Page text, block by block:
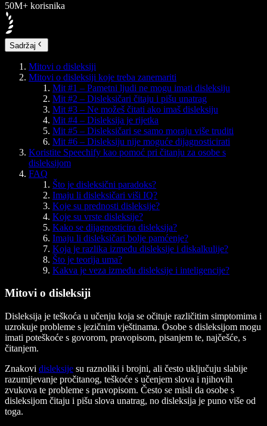
50M+ korisnika
Sadržaj
Mitovi o disleksiji
Mitovi o disleksiji koje treba zanemariti
Mit #1 – Pametni ljudi ne mogu imati disleksiju
Mit #2 – Disleksičari čitaju i pišu unatrag
Mit #3 – Ne možeš čitati ako imaš disleksiju
Mit #4 – Disleksija je rijetka
Mit #5 – Disleksičari se samo moraju više truditi
Mit #6 – Disleksiju nije moguće dijagnosticirati
Koristite Speechify kao pomoć pri čitanju za osobe s
disleksijom
FAQ
Što je disleksični paradoks?
Imaju li disleksičari viši IQ?
Koje su prednosti disleksije?
Koje su vrste disleksije?
Kako se dijagnosticira disleksija?
Imaju li disleksičari bolje pamćenje?
Koja je razlika između disleksije i diskalkulije?
Što je teorija uma?
Kakva je veza između disleksije i inteligencije?
Mitovi o disleksiji
Disleksija je teškoća u učenju koja se očituje različitim simptomima i
uzrokuje probleme s jezičnim vještinama. Osobe s disleksijom mogu
imati poteškoće s govorom, pravopisom, pisanjem te, najčešće, s
čitanjem.
Znakovi disleksije su raznoliki i brojni, ali često uključuju slabije
razumijevanje pročitanog, teškoće s učenjem slova i njihovih
zvukova te probleme s pravopisom. Često se misli da osobe s
disleksijom čitaju i pišu slova unatrag, no disleksija je puno više od
toga.